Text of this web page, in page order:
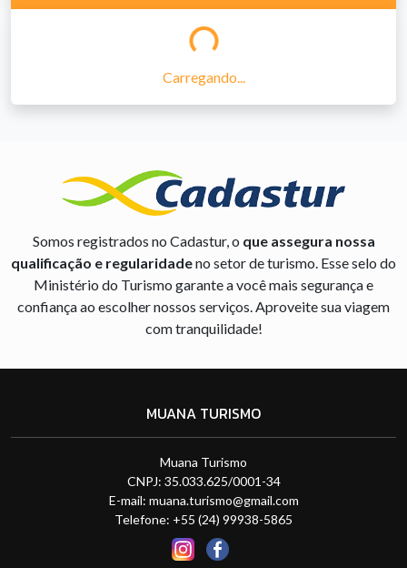
Carregando...
Somos registrados no Cadastur, o que assegura nossa
qualificação e regularidadeno setor de turismo. Esse selo do
Ministério do Turismo garante a você mais segurança e
confiança ao escolher nossos serviços. Aproveite sua viagem
com tranquilidade!
MUANA TURISMO
Muana Turismo
CNPJ: 35.033.625/0001-34
E-mail: muana.turismo@gmail.com
Telefone: +55 (24) 99938-5865